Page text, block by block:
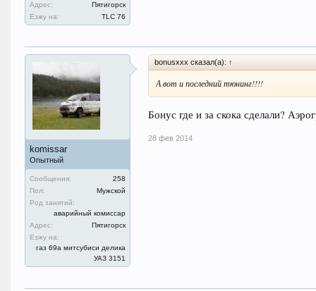
Адрес:
Пятигорск
Езжу на:
TLC 76
komissar
Опытный
Сообщения:
258
Пол:
Мужской
Род занятий:
аварийный комиссар
Адрес:
Пятигорск
Езжу на:
газ 69а митсубиси делика
УАЗ 3151
bonusxxx сказал(а): ↑
А вот и последний тюнинг!!!!
Бонус где и за скока сделали?
28 фев 2014